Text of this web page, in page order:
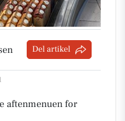
Del artikel
aftenmenuen for